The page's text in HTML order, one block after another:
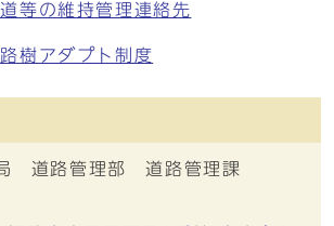
等の維持管理連絡先
樹アダプト制度
道路管理部 道路管理課